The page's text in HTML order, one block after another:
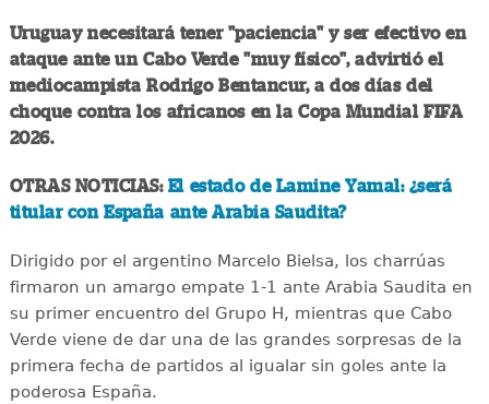
Uruguay necesitará tener "paciencia" y ser efectivo en
ataque ante un Cabo Verde "muy físico", advirtió el
mediocampista Rodrigo Bentancur, a dos días del
choque contra los africanos en la Copa Mundial FIFA
2026.
OTRAS NOTICIAS: El estado de Lamine Yamal: ¿será
titular con España ante Arabia Saudita?
Dirigido por el argentino Marcelo Bielsa, los charrúas
firmaron un amargo empate 1-1 ante Arabia Saudita en
su primer encuentro del Grupo H, mientras que Cabo
Verde viene de dar una de las grandes sorpresas de la
primera fecha de partidos al igualar sin goles ante la
poderosa España.